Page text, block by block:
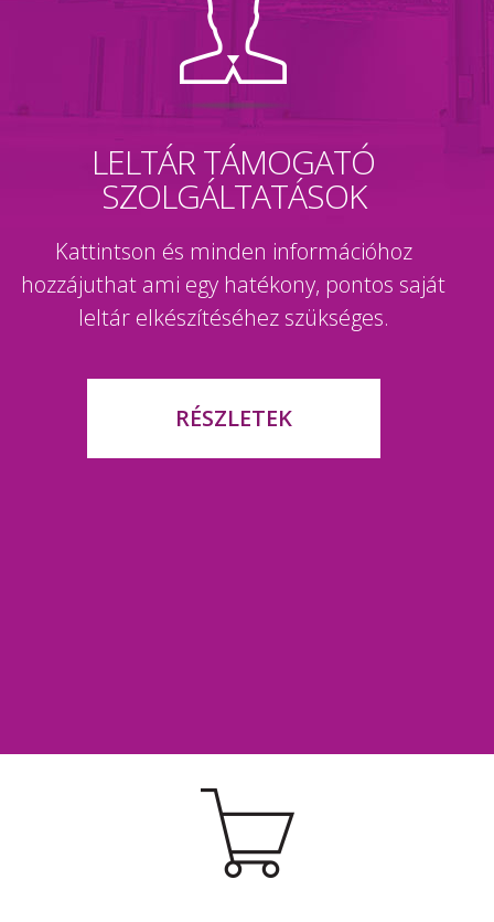
LELTÁR TÁMOGATÓ
SZOLGÁLTATÁSOK
Kattintson és minden információhoz
hozzájuthat ami egy hatékony, pontos saját
leltár elkészítéséhez szükséges.
RÉSZLETEK